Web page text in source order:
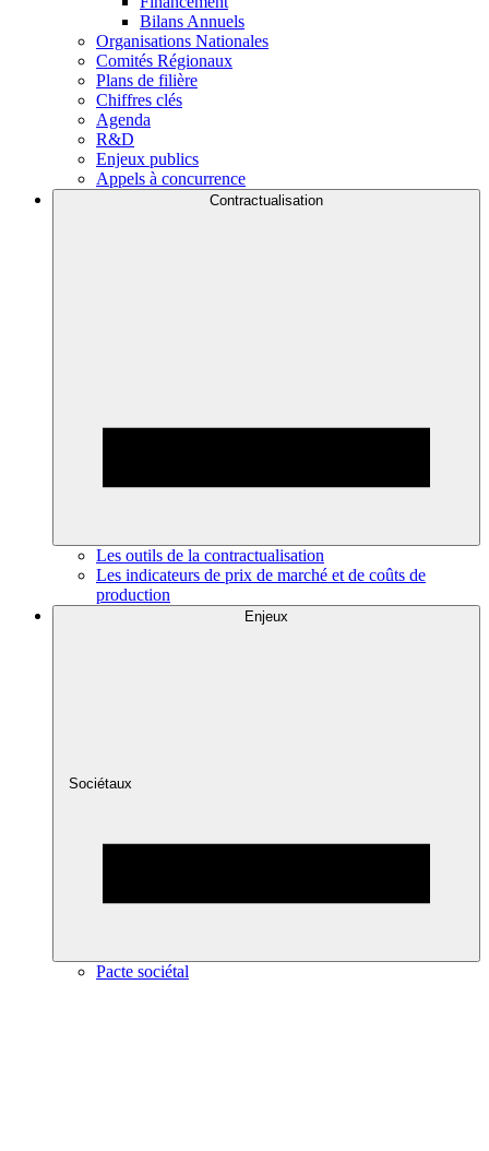
Bilans Annuels
Organisations Nationales
Comités Régionaux
Plans de filière
Chiffres clés
Agenda
R&D
Enjeux publics
Appels à concurrence
Contractualisation
Les outils de la contractualisation
Les indicateurs de prix de marché et de coûts de
production
Enjeux
Sociétaux
Pacte sociétal